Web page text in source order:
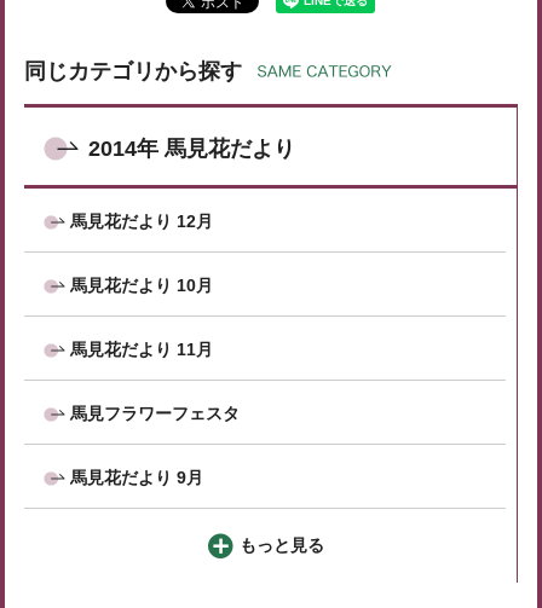
同じカテゴリから探す
2014年 馬見花だより
馬見花だより 12月
馬見花だより 10月
馬見花だより 11月
馬見フラワーフェスタ
馬見花だより 9月
もっと見る